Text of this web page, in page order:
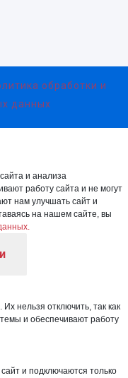
обработки и
данных
и анализа
работу сайта и не могут
нам улучшать сайт и
на нашем сайте, вы
нельзя отключить, так как
и обеспечивают работу
и подключаются только